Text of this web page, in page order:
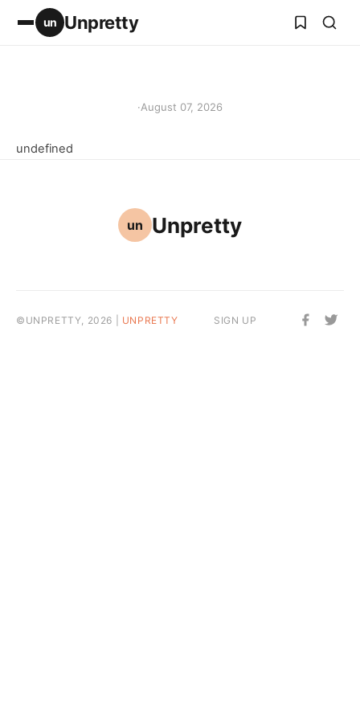
un Unpretty
·August 07, 2026
undefined
un Unpretty
©UNPRETTY, 2026 | UNPRETTY SIGN UP